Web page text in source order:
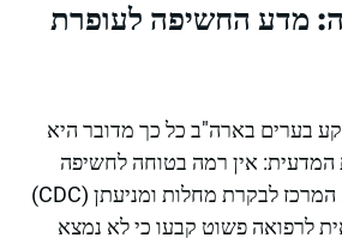
מדע החשיפה לעופרת
בערים בארה"ב כל כך מדובר היא
המדעית: אין רמה בטוחה לחשיפה
לעופרת בקרב ילדים. המרכז לבקרת מחלות ומניעתן (CDC)
לרפואה פשוט קבעו כי לא נמצא